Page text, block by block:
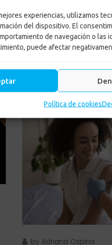
experiencias, utilizamos
del dispositivo. El
de navegación o las
puede afectar
Política de cookies
Vacunación
la opción
salud.
vacunación
by Adriana Ospina